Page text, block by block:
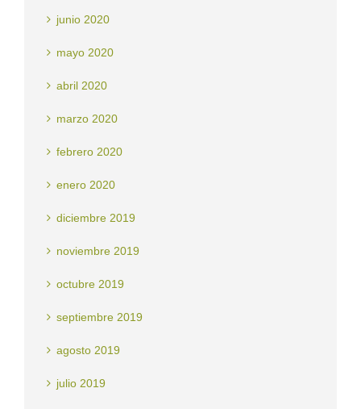
junio 2020
mayo 2020
abril 2020
marzo 2020
febrero 2020
enero 2020
diciembre 2019
noviembre 2019
octubre 2019
septiembre 2019
agosto 2019
julio 2019